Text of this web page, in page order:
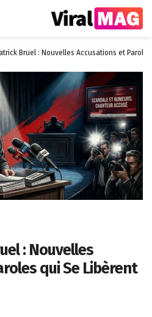
Bruel : Nouvelles Accusations et
: Nouvelles
qui Se Libèrent